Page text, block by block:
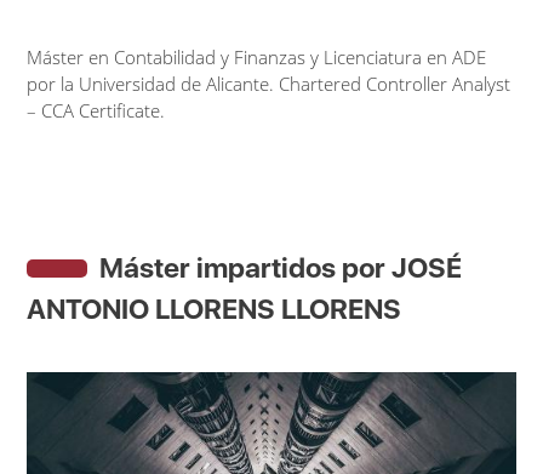
Máster en Contabilidad y Finanzas y Licenciatura en ADE
por la Universidad de Alicante. Chartered Controller Analyst
– CCA Certificate.
Máster impartidos por JOSÉ
ANTONIO LLORENS LLORENS